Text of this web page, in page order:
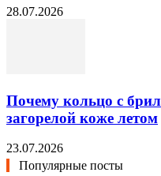
28.07.2026
Почему кольцо с
загорелой коже летом
23.07.2026
Популярные посты